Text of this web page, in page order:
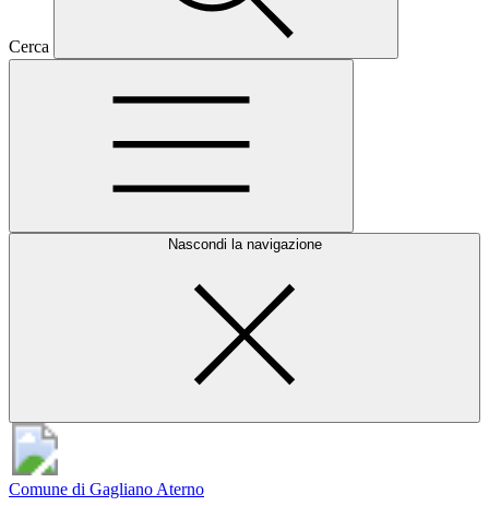
Cerca
Nascondi la navigazione
Comune di Gagliano Aterno